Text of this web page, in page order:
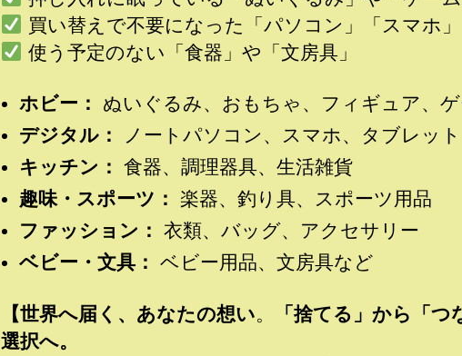
買い替えで不要になった「パソコン」「スマホ」
使う予定のない「食器」や「文房具」
ホビー：
ぬいぐるみ、おもちゃ、フィギュア、
デジタル：
ノートパソコン、スマホ、タブレット
キッチン：
食器、調理器具、生活雑貨
趣味・スポーツ：
楽器、釣り具、スポーツ用品
ファッション：
衣類、バッグ、アクセサリー
ベビー・文具：
ベビー用品、文房具など
【世界へ届く、あなたの想い 。
「捨てる」から「つ
選択へ。